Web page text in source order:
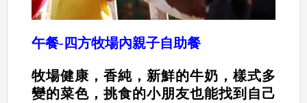
午餐- 四方牧場內親子自助餐
牧場健康，香純，新鮮的牛奶，樣式多
變的菜色，挑食的小朋友也能找到自己